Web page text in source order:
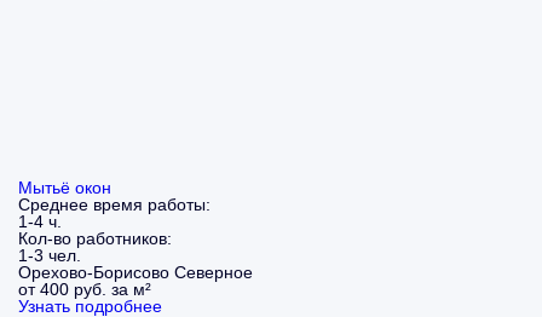
Мытьё окон
Среднее время работы:
1-4 ч.
Кол-во работников:
1-3 чел.
Орехово-Борисово Северное
от 400 руб. за м²
Узнать подробнее